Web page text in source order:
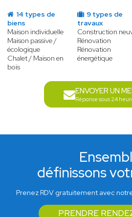
14 types de
biens
Maison individuelle
Maison passive /
écologique
Chalet / Maison en
bois
9 types de
travaux
Construction
Rénovation
Rénovation
énergétique
ENVOYER UN
Réponse sous 24
définissons
Prenez RDV gratuitement avec
PRENDRE